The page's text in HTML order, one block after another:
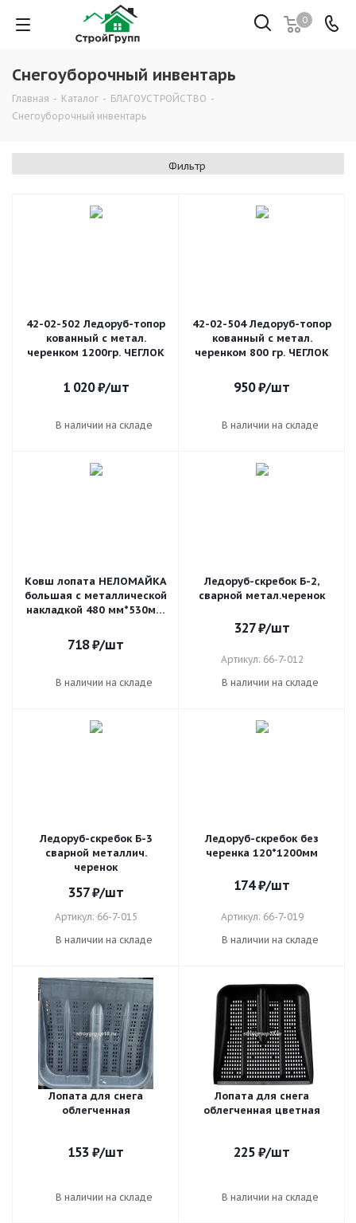
0
Снегоуборочный инвентарь
Главная - Каталог - БЛАГОУСТРОЙСТВО -
Снегоуборочный инвентарь
Фильтр
42-02-502 Ледоруб-топор
кованный с метал.
черенком 1200гр. ЧЕГЛОК
1 020₽/шт
В наличии на складе
42-02-504 Ледоруб-топор
кованный с метал.
черенком 800 гр. ЧЕГЛОК
950₽/шт
В наличии на складе
Ковш лопата НЕЛОМАЙКА
большая с металлической
накладкой 480 мм*530мм,
718₽/шт
В наличии на складе
Ледоруб-скребок Б-2,
сварной метал.черенок
327₽/шт
Артикул: 66-7-012
В наличии на складе
Ледоруб-скребок Б-3
сварной металлич.
черенок
357₽/шт
Артикул: 66-7-015
В наличии на складе
Ледоруб-скребок без
черенка 120*1200мм
174₽/шт
Артикул: 66-7-019
В наличии на складе
Лопата для снега
облегченная
153 ₽/шт
В наличии на складе
Лопата для снега
облегченная цветная
225 ₽/шт
В наличии на складе